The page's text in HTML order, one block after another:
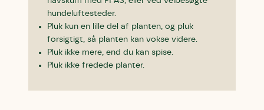
hundeluftesteder.
Pluk kun en lille del af planten, og pluk
forsigtigt, så planten kan vokse videre.
Pluk ikke mere, end du kan spise.
Pluk ikke fredede planter.